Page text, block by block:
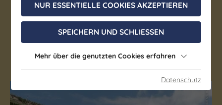
WeinGalerie am
Schweigenberg
Freyburg (Unstrut)
NUR ESSENTIELLE COOKIES AKZEPTIEREN
SPEICHERN UND SCHLIESSEN
Mehr über die genutzten Cookies erfahren
Datenschutz